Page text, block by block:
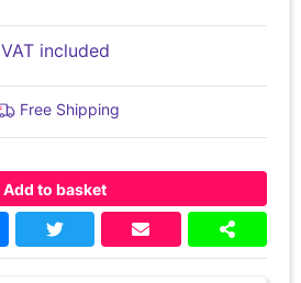
VAT included
Free Shipping
Add to basket